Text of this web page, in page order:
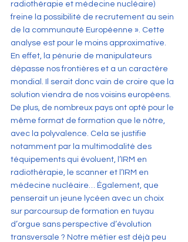
radiothérapie et médecine nucléaire)
freine la possibilité de recrutement au sein
de la communauté Européenne ». Cette
analyse est pour le moins approximative.
En effet, la pénurie de manipulateurs
dépasse nos frontières et a un caractère
mondial. Il serait donc vain de croire que la
solution viendra de nos voisins européens.
De plus, de nombreux pays ont opté pour le
même format de formation que le nôtre,
avec la polyvalence. Cela se justifie
notamment par la multimodalité des
téquipements qui évoluent, l’IRM en
radiothérapie, le scanner et l’IRM en
médecine nucléaire… Également, que
penserait un jeune lycéen avec un choix
sur parcoursup de formation en tuyau
d’orgue sans perspective d’évolution
transversale ? Notre métier est déjà peu